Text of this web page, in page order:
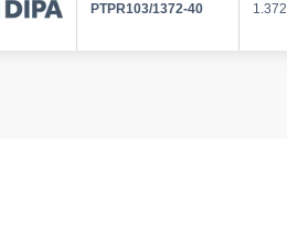
PTPR103/1372-40